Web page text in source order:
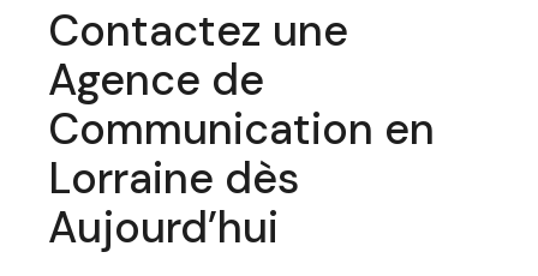
Contactez une
Agence de
Communication en
Lorraine dès
Aujourd’hui